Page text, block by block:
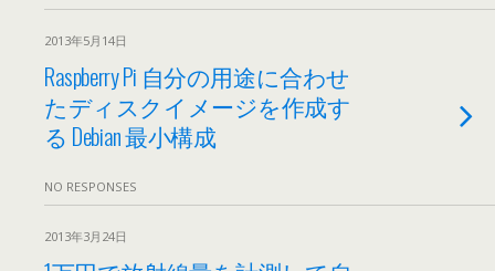
2013年5月14日
Raspberry Pi 自分の用途に合わせ
たディスクイメージを作成す
る Debian 最小構成
NO RESPONSES
2013年3月24日